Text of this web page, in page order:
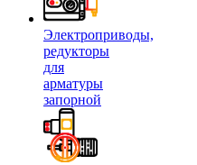
Электроприводы,
редукторы
для
арматуры
запорной